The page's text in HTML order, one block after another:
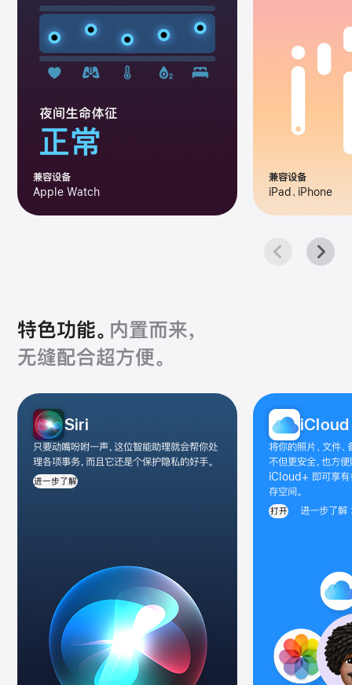
兼容设备
Apple Watch
兼容设备
iPad、iPhone
特色功能。 内置而来，
无缝配合超方便。
Siri
只要动嘴吩咐一声，这位智能助理就会帮你处
理各项事务，而且它还是个保护隐私的好手。
进一步了解
iCloud
将你的照片、文件
不但更安全，也方
iCloud+ 即可享有
存空间。
打开 进一步了解